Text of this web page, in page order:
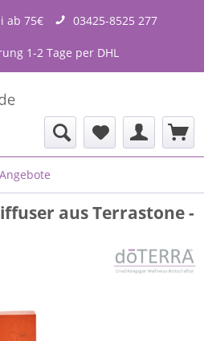
ab 75€ 03425-8525 277
1-2 Tage per DHL
aus Terrastone -